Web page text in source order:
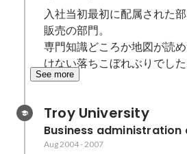
入社当初最初に配属された
販売の部門。
専門知識どころか地図が読
けない落ちこぼれぶりでし
See more
Troy University
Business
Aug 2004- 2007